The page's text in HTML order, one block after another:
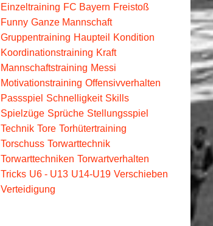
Einzeltraining FC Bayern Freistoß
Funny Ganze Mannschaft
Gruppentraining Haupteil Kondition
Koordinationstraining Kraft
Mannschaftstraining Messi
Motivationstraining Offensivverhalten
Passspiel Schnelligkeit Skills
Spielzüge Sprüche Stellungsspiel
Technik Tore Torhütertraining
Torschuss Torwarttechnik
Torwarttechniken Torwartverhalten
Tricks U6 - U13 U14-U19 Verschieben
Verteidigung